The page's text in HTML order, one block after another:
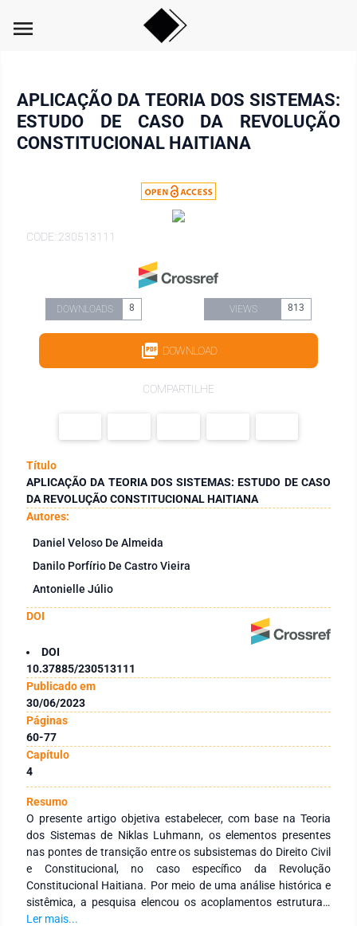
menu
APLICAÇÃO DA TEORIA DOS SISTEMAS:
ESTUDO DE CASO DA REVOLUÇÃO
CONSTITUCIONAL HAITIANA
CODE: 230513111
DOWNLOADS 8 VIEWS 813
DOWNLOAD
COMPARTILHE
Título
APLICAÇÃO DA TEORIA DOS SISTEMAS: ESTUDO DE CASO
DA REVOLUÇÃO CONSTITUCIONAL HAITIANA
Autores:
Daniel Veloso De Almeida
Danilo Porfírio De Castro Vieira
Antonielle Júlio
DOI
DOI
10.37885/230513111
Publicado em
30/06/2023
Páginas
60-77
Capítulo
4
Resumo
O presente artigo objetiva estabelecer, com base na Teoria
dos Sistemas de Niklas Luhmann, os elementos presentes
nas pontes de transição entre os subsistemas do Direito Civil
e Constitucional, no caso específico da Revolução
Constitucional Haitiana. Por meio de uma análise histórica e
sistêmica, a pesquisa elencou os acoplamentos estruturais
responsáveis pelo processo de perturbação dentro do
Ler mais...